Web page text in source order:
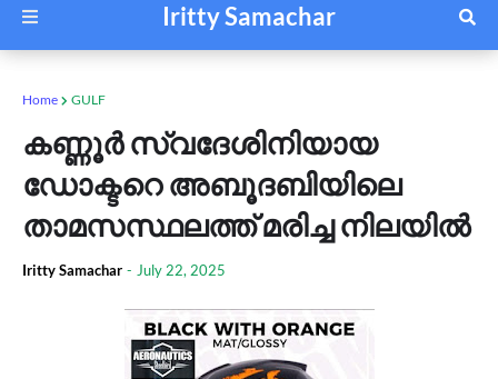
Iritty Samachar
Home GULF
കണ്ണൂർ സ്വദേശിനിയായ
ഡോക്ടറെ അബൂദബിയിലെ
താമസസ്ഥലത്ത് മരിച്ച നിലയിൽ
Iritty Samachar - July 22, 2025